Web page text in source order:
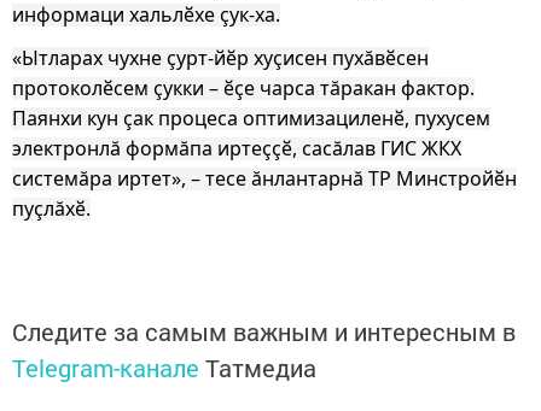
информаци хальлӗхе çук-ха.
«Ытларах чухне çурт-йӗр хуçисен пухăвӗсен
протоколӗсем çукки – ӗçе чарса тăракан фактор.
Паянхи кун çак процеса оптимизациленӗ, пухусем
электронлă формăпа иртеççӗ, сасăлав ГИС ЖКХ
системăра иртет», – тесе ăнлантарнă ТР Минстройӗн
пуçлăхӗ.
Следите за самым важным и интересным в
Telegram-канале Татмедиа